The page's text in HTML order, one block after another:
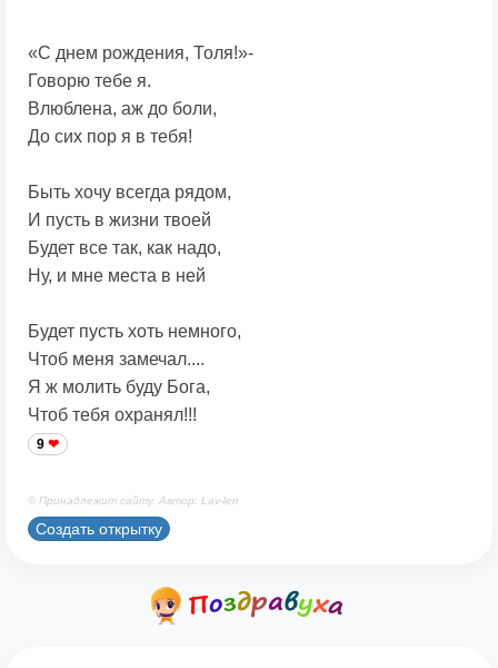
«С днем рождения, Толя!»-
Говорю тебе я.
Влюблена, аж до боли,
До сих пор я в тебя!
Быть хочу всегда рядом,
И пусть в жизни твоей
Будет все так, как надо,
Ну, и мне места в ней
Будет пусть хоть немного,
Чтоб меня замечал....
Я ж молить буду Бога,
Чтоб тебя охранял!!!
9
© Принадлежит сайту. Автор: Lav-len
Создать открытку